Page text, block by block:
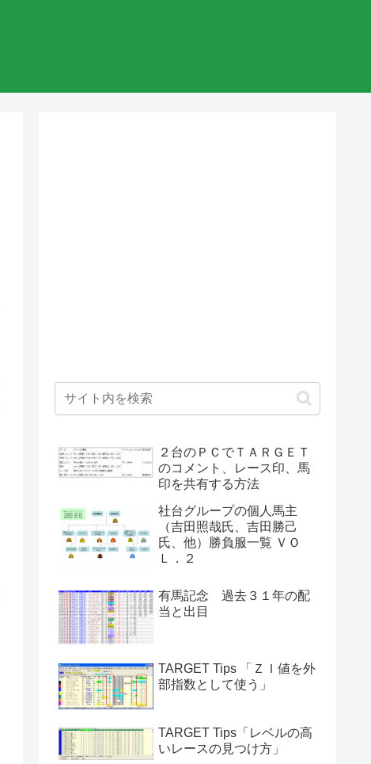
２台のＰＣでＴＡＲＧＥＴ
のコメント、レース印、馬
印を共有する方法
社台グループの個人馬主
（吉田照哉氏、吉田勝己
氏、他）勝負服一覧 ＶＯ
Ｌ．２
有馬記念 過去３１年の配
当と出目
TARGET Tips 「ＺＩ値を外
部指数として使う」
TARGET Tips「レベルの高
いレースの見つけ方」